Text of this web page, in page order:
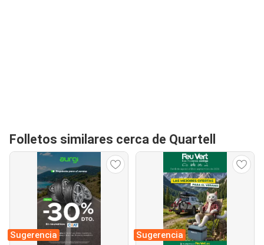
Folletos similares cerca de Quartell
Sugerencia Sugerencia